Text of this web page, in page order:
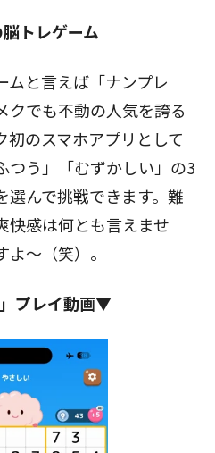
トレゲーム
ムと言えば「ナンプレ
クでも不動の人気を誇る
のスマホアプリとして
つう」「むずかしい」の3
選んで挑戦できます。難
快感は何とも言えませ
～（笑）。
」プレイ動画▼